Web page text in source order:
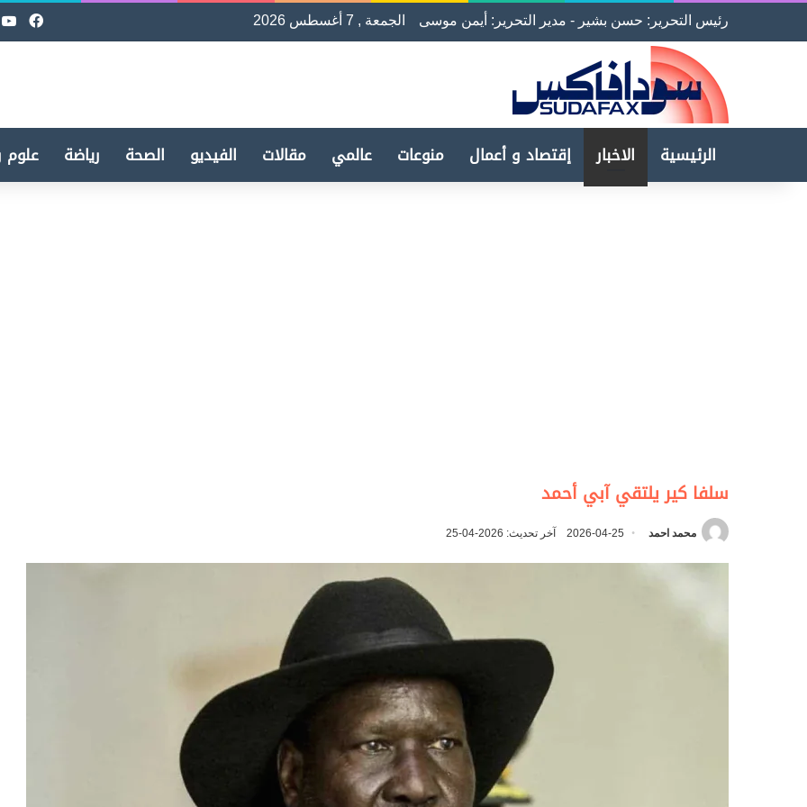
رئيس التحرير: حسن بشير - مدير التحرير: أيمن موسى الجمعة , 7 أغسطس 2026
الرئيسية الاخبار إقتصاد و أعمال منوعات عالمي مقالات الفيديو الصحة رياضة علوم
سلفا كير يلتقي آبي أحمد
محمد احمد 2026-04-25 آخر تحديث: 2026-04-25